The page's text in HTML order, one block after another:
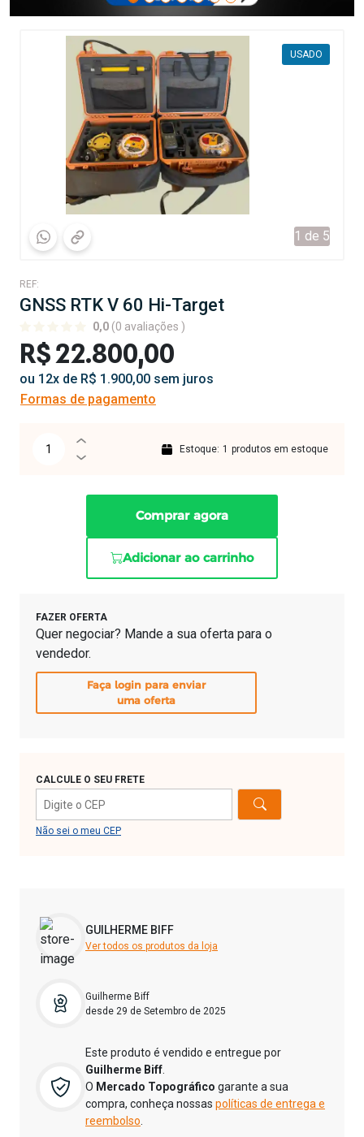
USADO
1 de 5
REF:
GNSS RTK V 60 Hi-Target
0,0 (0 avaliações )
R$ 22.800,00
ou 12x de R$ 1.900,00 sem juros
Formas de pagamento
Estoque: 1 produtos em estoque
Comprar agora
Adicionar ao carrinho
FAZER OFERTA
Quer negociar? Mande a sua oferta para o
vendedor.
Faça login para enviar
uma oferta
CALCULE O SEU FRETE
Não sei o meu CEP
GUILHERME BIFF
Ver todos os produtos da loja
Guilherme Biff
desde 29 de Setembro de 2025
Este produto é vendido e entregue por
Guilherme Biff.
O Mercado Topográfico garante a sua
compra, conheça nossas políticas de entrega e
reembolso.